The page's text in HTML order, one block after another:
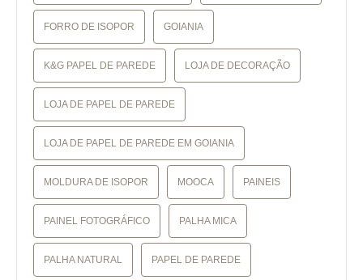
FORRO DE ISOPOR GOIANIA
K&G PAPEL DE PAREDE LOJA DE DECORAÇÃO
LOJA DE PAPEL DE PAREDE
LOJA DE PAPEL DE PAREDE EM GOIANIA
MOLDURA DE ISOPOR MOOCA PAINEIS
PAINEL FOTOGRÁFICO PALHA MICA
PALHA NATURAL PAPEL DE PAREDE